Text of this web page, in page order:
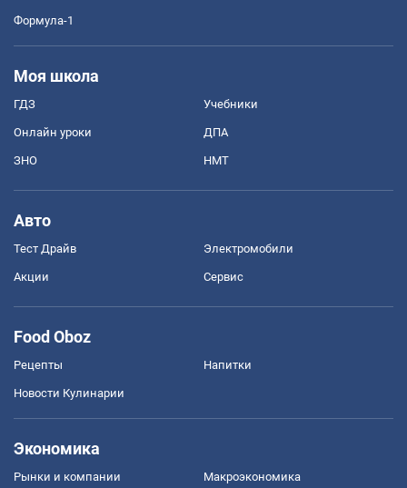
Формула-1
Моя школа
ГДЗ Учебники
Онлайн уроки ДПА
ЗНО НМТ
Авто
Тест Драйв Электромобили
Акции Сервис
Food Oboz
Рецепты Напитки
Новости Кулинарии
Экономика
Рынки и компании Mакроэкономика